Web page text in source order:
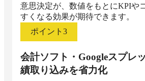
意思決定が、数値をもとにKPIや
すくなる効果が期待できます。
ポイント 3
会計ソフト・Googleスプレ
績取り込みを省力化